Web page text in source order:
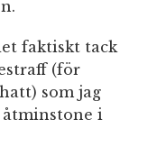
faktiskt tack
(för
som jag
i